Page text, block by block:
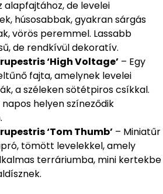
alapfajtához, de levelei
húsosabbak, gyakran sárgás
vörös peremmel. Lassabb
de rendkívül dekoratív.
‘High Voltage’ – Egy
fajta, amelynek levelei
a széleken sötétpiros csíkkal.
napos helyen színeződik
‘Tom Thumb’ – Miniatűr
tömött levelekkel, amely
terráriumba, mini kertekbe